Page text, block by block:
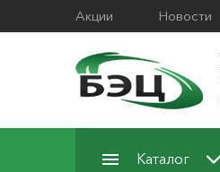
Акции Новости
Каталог